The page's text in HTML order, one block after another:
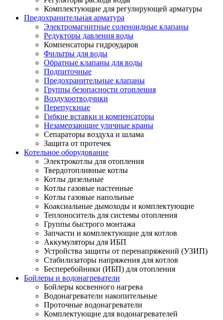
Комплектующие для регулирующей арматуры
Предохранительная арматура
Электромагнитные соленоидные клапаны
Редукторы давления воды
Компенсаторы гидроударов
Фильтры для воды
Обратные клапаны для воды
Подпиточные
Предохранительные клапаны
Группы безопасности отопления
Воздухоотводчики
Перепускные
Гибкие вставки и компенсаторы
Незамерзающие уличные краны
Сепараторы воздуха и шлама
Защита от протечек
Котельное оборудование
Электрокотлы для отопления
Твердотопливные котлы
Котлы дизельные
Котлы газовые настенные
Котлы газовые напольные
Коаксиальные дымоходы и комплектующие
Теплоноситель для системы отопления
Группы быстрого монтажа
Запчасти и комплектующие для котлов
Аккумуляторы для ИБП
Устройства защиты от перенапряжений (УЗИП)
Стабилизаторы напряжения для котлов
Бесперебойники (ИБП) для отопления
Бойлеры и водонагреватели
Бойлеры косвенного нагрева
Водонагреватели накопительные
Проточные водонагреватели
Комплектующие для водонагревателей